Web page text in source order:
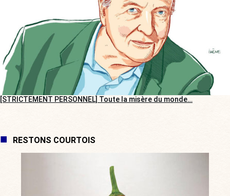
[STRICTEMENT PERSONNEL] Toute la misère du monde…
RESTONS COURTOIS